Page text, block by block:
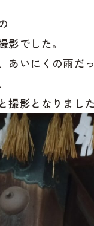
影でした。
いにくの雨だっ
影となりました